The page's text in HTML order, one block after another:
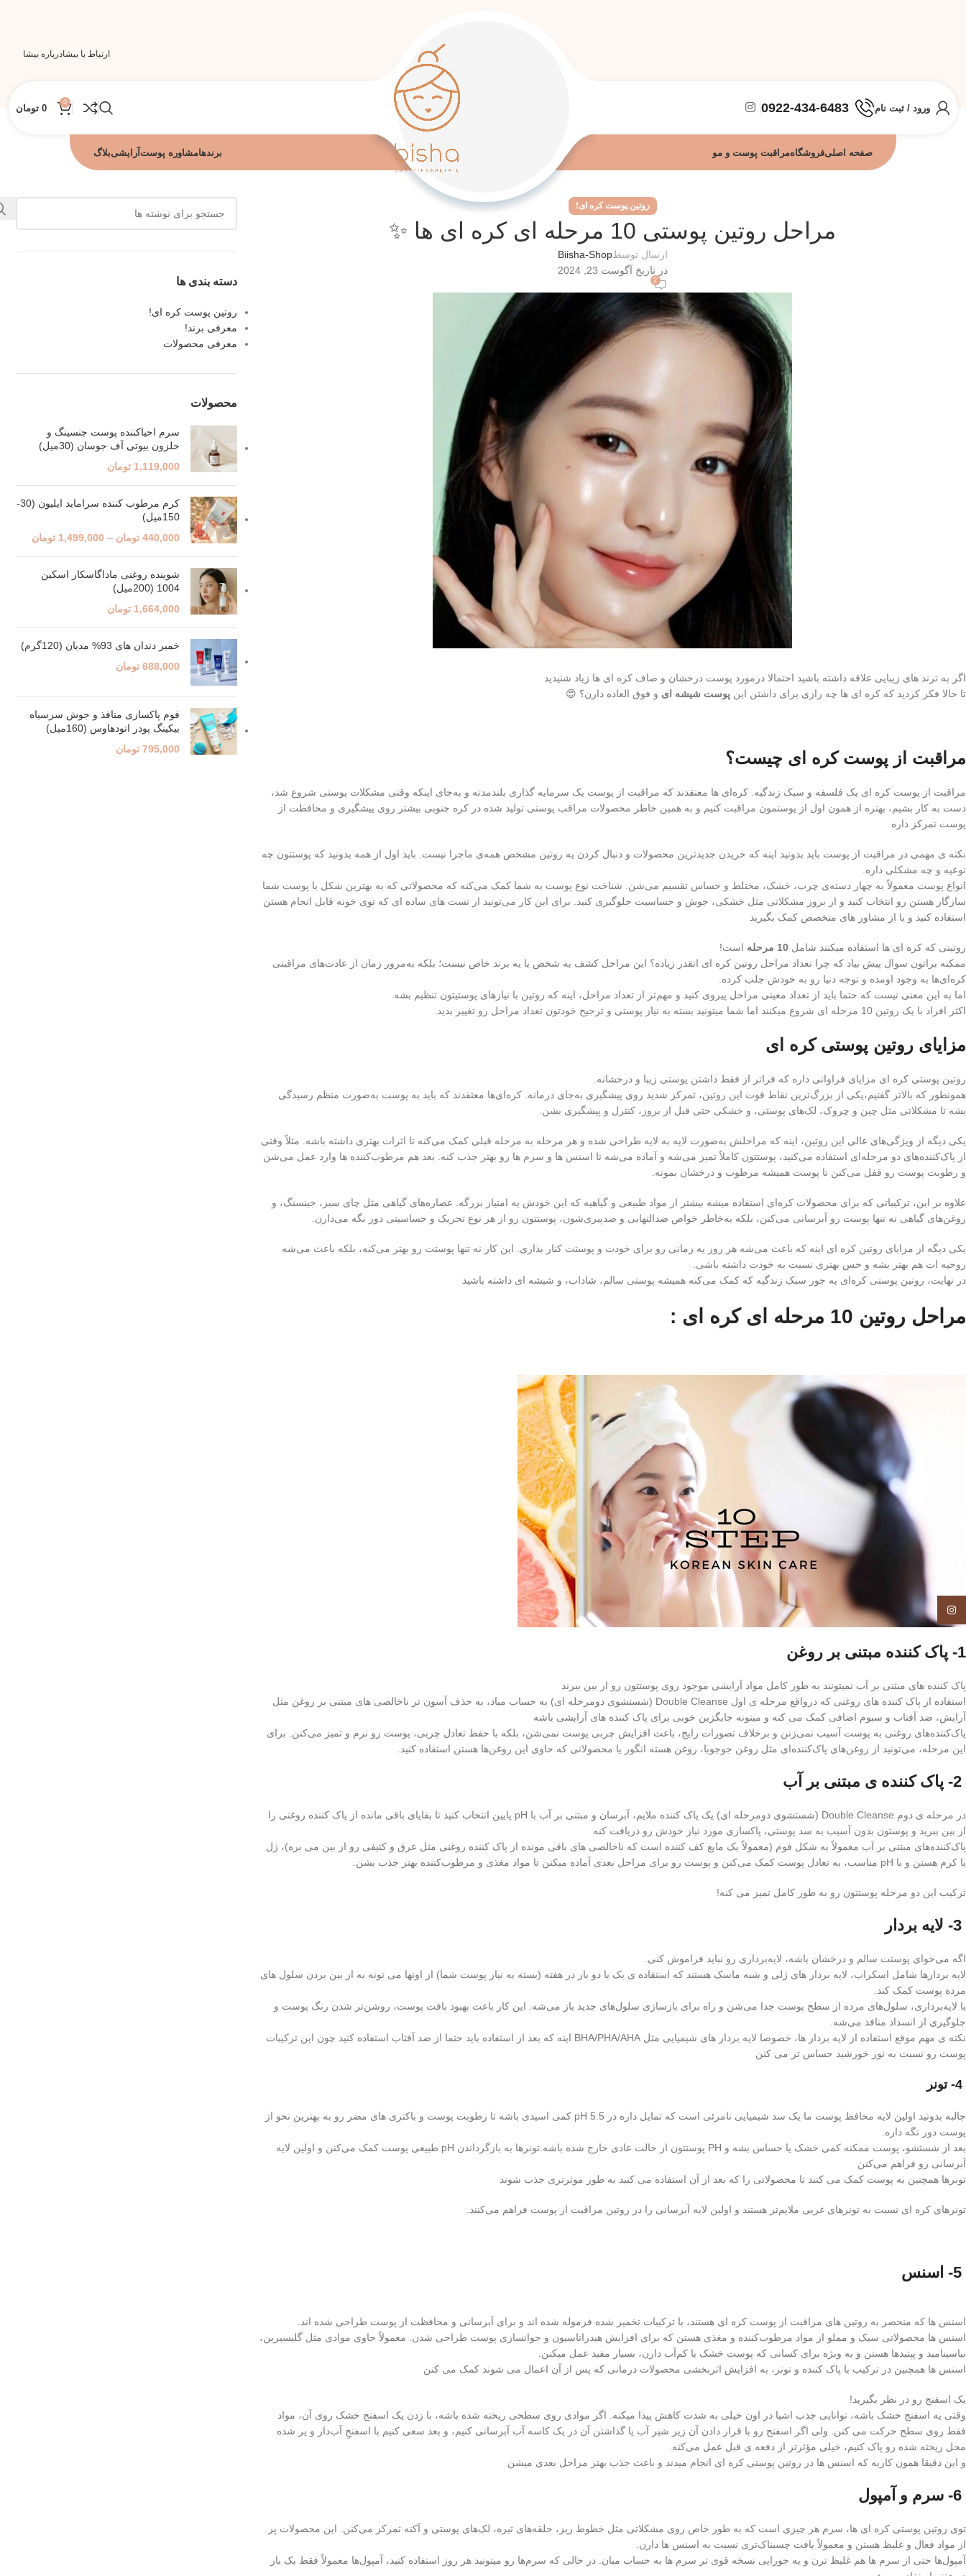
ارتباط با بیشادرباره بیشا
ورود / ثبت نام 0922-434-6483
0
0 تومان
صفحه اصلیفروشگاهمراقبت پوست و مو برندهامشاوره پوستآرایشیبلاگ
روتین پوست کره ای!
مراحل روتین پوستی 10 مرحله ای کره ای ها ✨
ارسال توسطBiisha-Shop
در تاریخ آگوست 23, 2024
2
اگر به ترند های زیبایی علاقه داشته باشید احتمالا درمورد پوست درخشان و صاف کره ای ها زیاد شنیدید
تا حالا فکر کردید که کره ای ها چه رازی برای داشتن این پوست شیشه ای و فوق العاده دارن؟ 😍
مراقبت از پوست کره ای چیست؟
مراقبت از پوست کره‌ ای یک فلسفه و سبک زندگیه. کره‌ای‌ ها معتقدند که مراقبت از پوست یک سرمایه‌ گذاری بلندمدته و به‌جای اینکه وقتی مشکلات پوستی شروع شد،
دست به کار بشیم، بهتره از همون اول از پوستمون مراقبت کنیم و به همین خاطر محصولات مراقب پوستی تولید شده در کره جنوبی بیشتر روی پیشگیری و محافظت از
پوست تمرکز داره
نکته ی مهمی در مراقبت از پوست باید بدونید اینه که خریدن جدیدترین محصولات و دنبال کردن یه روتین مشخص همه‌ی ماجرا نیست. باید اول از همه بدونید که پوستتون چه
نوعیه و چه مشکلی داره.
انواع پوست معمولاً به چهار دسته‌ی چرب، خشک، مختلط و حساس تقسیم می‌شن. شناخت نوع پوست به شما کمک می‌کنه که محصولاتی که به بهترین شکل با پوست شما
سازگار هستن رو انتخاب کنید و از بروز مشکلاتی مثل خشکی، جوش و حساسیت جلوگیری کنید. برای این کار می‌تونید از تست‌ های ساده‌ ای که توی خونه قابل انجام هستن
استفاده کنید و یا از مشاور های متخصص کمک بگیرید
روتینی که کره ای ها استفاده میکنند شامل 10 مرحله
است!
ممکنه براتون سوال پیش بیاد که چرا تعداد مراحل روتین کره ای انقدر زیاده؟ این مراحل کشف یه شخص یا یه برند خاص نیست؛ بلکه به‌مرور زمان از عادت‌های مراقبتی
کره‌ای‌ها به وجود اومده و توجه دنیا رو به خودش جلب کرده.
اما به این معنی نیست که حتما باید از تعداد معینی مراحل پیروی کنید و مهم‌تر از تعداد مراحل، اینه که روتین با نیازهای پوستیتون تنظیم بشه.
اکثر افراد با یک روتین 10 مرحله ای شروع میکنند اما شما میتونید بسته به نیاز پوستی و ترجیح خودتون تعداد مراحل رو تغییر بدید.
مزایای روتین پوستی کره‌ ای
روتین پوستی کره‌ ای مزایای فراوانی داره که فراتر از فقط داشتن پوستی زیبا و درخشانه.
همونطور که بالاتر گفتیم،یکی از بزرگ‌ترین نقاط قوت این روتین، تمرکز شدید روی پیشگیری به‌جای درمانه. کره‌ای‌ها معتقدند که باید به پوست به‌صورت منظم رسیدگی
بشه تا مشکلاتی مثل چین و چروک، لک‌های پوستی، و خشکی حتی قبل از بروز، کنترل و پیشگیری بشن.
یکی دیگه از ویژگی‌های عالی این روتین، اینه که مراحلش به‌صورت لایه‌ به لایه طراحی شده و هر مرحله به مرحله قبلی کمک می‌کنه تا اثرات بهتری داشته باشه. مثلاً وقتی
از پاک‌کننده‌های دو مرحله‌ای استفاده می‌کنید، پوستتون کاملاً تمیز می‌شه و آماده می‌شه تا اسنس‌ ها و سرم‌ ها رو بهتر جذب کنه. بعد هم مرطوب‌کننده‌ ها وارد عمل می‌شن
و رطوبت پوست رو قفل می‌کنن تا پوست همیشه مرطوب و درخشان بمونه.
علاوه بر این، ترکیباتی که برای محصولات کره‌ای استفاده میشه بیشتر از مواد طبیعی و گیاهیه که این خودش یه امتیاز بزرگه. عصاره‌های گیاهی مثل چای سبز، جینسنگ، و
روغن‌های گیاهی نه تنها پوست رو آبرسانی می‌کنن، بلکه به‌خاطر خواص ضدالتهابی و ضدپیری‌شون، پوستتون رو از هر نوع تحریک و حساسیتی دور نگه می‌دارن.
یکی دیگه از مزایای روتین کره‌ ای اینه که باعث می‌شه هر روز یه زمانی رو برای خودت و پوستت کنار بذاری. این کار نه تنها پوستت رو بهتر می‌کنه، بلکه باعث می‌شه
روحیه‌ ات هم بهتر بشه و حس بهتری نسبت به خودت داشته باشی.
در نهایت، روتین پوستی کره‌ای یه جور سبک زندگیه که کمک می‌کنه همیشه پوستی سالم، شاداب، و شیشه ای داشته باشید
مراحل روتین 10 مرحله ای کره ای :
1- پاک کننده مبتنی بر روغن
پاک کننده های مبتنی بر آب نمیتونند به طور کامل مواد آرایشی موجود روی پوستتون رو از بین ببرند
استفاده از پاک کننده های روغنی که درواقع مرحله ی اول Double Cleanse (شستشوی دومرحله ای) به حساب میاد، به حذف آسون تر ناخالصی های مبتنی بر روغن مثل
آرایش، ضد آفتاب و سبوم اضافی کمک می کنه و میتونه جایگزین خوبی برای پاک کننده های آرایشی باشه
پاک‌کننده‌های روغنی به پوست آسیب نمی‌زنن و برخلاف تصورات رایج، باعث افزایش چربی پوست نمی‌شن، بلکه با حفظ تعادل چربی، پوست رو نرم و تمیز می‌کنن. برای
این مرحله، می‌تونید از روغن‌های پاک‌کننده‌ای مثل روغن جوجوبا، روغن هسته انگور یا محصولاتی که حاوی این روغن‌ها هستن استفاده کنید.
در مرحله ی دوم Double Cleanse (شستشوی دومرحله ای) یک پاک کننده ملایم، آبرسان و مبتنی بر آب با pH پایین انتخاب کنید تا بقایای باقی مانده از پاک کننده روغنی را
از بین ببرید و پوستون بدون آسیب به سد پوستی، پاکسازی مورد نیاز خودش رو دریافت کنه
پاک‌کننده‌های مبتنی بر آب معمولاً به شکل فوم (معمولاً یک مایع کف کننده است که ناخالصی های باقی مونده از پاک کننده روغنی مثل عرق و کثیفی رو از بین می بره)، ژل
یا کرم هستن و با pH مناسب، به تعادل پوست کمک می‌کنن و پوست رو برای مراحل بعدی آماده میکنن تا مواد مغذی و مرطوب‌کننده بهتر جذب بشن.
ترکیب این دو مرحله پوستتون رو به طور کامل تمیز می کنه!
اگه می‌خوای پوستت سالم و درخشان باشه، لایه‌برداری رو نباید فراموش کنی.
لایه بردارها شامل اسکراب، لایه بردار های ژلی و شبه ماسک هستند که استفاده ی یک یا دو بار در هفته (بسته به نیاز پوست شما) از اونها می تونه به از بین بردن سلول های
مرده پوست کمک کند.
با لایه‌برداری، سلول‌های مرده از سطح پوست جدا می‌شن و راه برای بازسازی سلول‌های جدید باز می‌شه. این کار باعث بهبود بافت پوست، روشن‌تر شدن رنگ پوست و
جلوگیری از انسداد منافذ می‌شه.
نکته ی مهم موقع استفاده از لایه بردار ها، خصوصا لایه بردار های شیمیایی مثل BHA/PHA/AHA اینه که بعد از استفاده باید حتما از ضد آفتاب استفاده کنید چون این ترکیبات
پوست رو نسبت به نور خورشید حساس تر می کنن
جالبه بدونید اولین لایه محافظ پوست ما یک سد شیمیایی نامرئی است که تمایل داره در pH 5.5 کمی اسیدی باشه تا رطوبت پوست و باکتری های مضر رو به بهترین نحو از
پوست دور نگه داره.
بعد از شستشو، پوست ممکنه کمی خشک یا حساس بشه و PH پوستتون از حالت عادی خارج شده باشه.تونرها به بازگرداندن pH طبیعی پوست کمک می‌کنن و اولین لایه
آبرسانی رو فراهم می‌کنن
تونرها همچنین به پوست کمک می کنند تا محصولاتی را که بعد از آن استفاده می کنید به طور موثرتری جذب شوند
تونرهای کره ای نسبت به تونرهای غربی ملایم‌تر هستند و اولین لایه آبرسانی را در روتین مراقبت از پوست فراهم می‌کنند.
اسنس ها که منحصر به روتین های مراقبت از پوست کره ای هستند، با ترکیبات تخمیر شده فرموله شده اند و برای آبرسانی و محافظت از پوست طراحی شده اند.
اسنس‌ ها محصولاتی سبک و مملو از مواد مرطوب‌کننده و مغذی هستن که برای افزایش هیدراتاسیون و جوانسازی پوست طراحی شدن. معمولاً حاوی موادی مثل گلیسیرین،
نیاسینامید و پپتیدها هستن و به‌ ویژه برای کسانی که پوست خشک یا کم‌آب دارن، بسیار مفید عمل میکنن.
اسنس ها همچنین در ترکیب با پاک کننده و تونر، به افزایش اثربخشی محصولات درمانی که پس از آن اعمال می شوند کمک می کنن
یک اسفنج رو در نظر بگیرید!
وقتی یه اسفنج خشک باشه، توانایی جذب اشیا در اون خیلی به شدت کاهش پیدا میکنه. اگر موادی روی سطحی ریخته شده باشه، با زدن یک اسفنج خشک روی آن، مواد
فقط روی سطح حرکت می کنن. ولی اگر اسفنج رو با قرار دادن آن زیر شیر آب یا گذاشتن آن در یک کاسه آب آبرسانی کنیم، و بعد سعی کنیم با اسفنجِ آب‌دار و پر شده
محل ریخته شده رو پاک کنیم، خیلی مؤثرتر از دفعه ی قبل عمل می‌کنه.
و این دقیقا همون کاریه که اسنس ها در روتین پوستی کره ای انجام میدند و باعث جذب بهتر مراحل بعدی میشن
توی روتین پوستی کره ای ها، سرم هر چیزی است که به طور خاص روی مشکلاتی مثل خطوط ریز، حلقه‌های تیره، لک‌های پوستی و آکنه تمرکز می‌کنن. این محصولات پر
از مواد فعال و غلیظ هستن و معمولاً بافت چسبناک‌تری نسبت به اسنس‌ ها دارن.
آمپول‌ها حتی از سرم ها هم غلیظ ترن و یه جورایی نسخه قوی‌ تر سرم‌ ها به حساب میان. در حالی که سرم‌ها رو میتونید هر روز استفاده کنید، آمپول‌ها معمولاً فقط یک‌ بار
دسته بندی ها
روتین پوست کره ای!
معرفی برند!
معرفی محصولات
محصولات
سرم احیاکننده پوست جنسینگ و
حلزون بیوتی آف جوسان (30میل)
1,119,000 تومان
کرم مرطوب کننده سراماید ایلیون (30-
150میل)
440,000 تومان –
1,499,000 تومان
شوینده روغنی ماداگاسکار اسکین
1004 (200میل)
1,664,000 تومان
خمیر دندان های 93% مدیان (120گرم)
688,000 تومان
فوم پاکسازی منافذ و جوش سرسیاه
بیکینگ پودر اتودهاوس (160میل)
795,000 تومان
Instagram